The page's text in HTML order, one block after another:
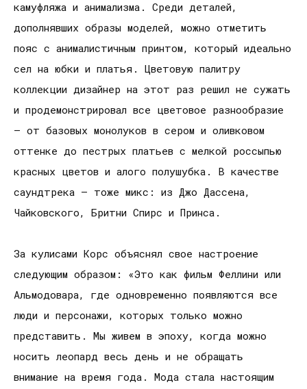
камуфляжа и анимализма. Среди деталей,
дополнявших образы моделей, можно отметить
пояс с анималистичным принтом, который идеально
сел на юбки и платья. Цветовую палитру
коллекции дизайнер на этот раз решил не сужать
и продемонстрировал все цветовое разнообразие
– от базовых монолуков в сером и оливковом
оттенке до пестрых платьев с мелкой россыпью
красных цветов и алого полушубка. В качестве
саундтрека – тоже микс: из Джо Дассена,
Чайковского, Бритни Спирс и Принса.
За кулисами Корс объяснял свое настроение
следующим образом: «Это как фильм Феллини или
Альмодовара, где одновременно появляются все
люди и персонажи, которых только можно
представить. Мы живем в эпоху, когда можно
носить леопард весь день и не обращать
внимание на время года. Мода стала настоящим